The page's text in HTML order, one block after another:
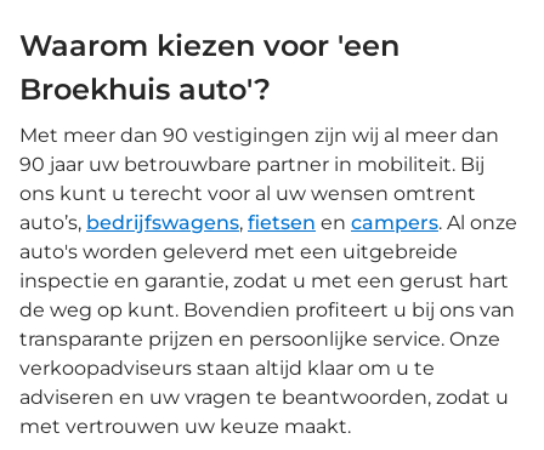
Waarom kiezen voor 'een
Broekhuis auto'?
Met meer dan 90 vestigingen zijn wij al meer dan
90 jaar uw betrouwbare partner in mobiliteit. Bij
ons kunt u terecht voor al uw wensen omtrent
auto’s, bedrijfswagens, fietsen en campers. Al onze
auto's worden geleverd met een uitgebreide
inspectie en garantie, zodat u met een gerust hart
de weg op kunt. Bovendien profiteert u bij ons van
transparante prijzen en persoonlijke service. Onze
verkoopadviseurs staan altijd klaar om u te
adviseren en uw vragen te beantwoorden, zodat u
met vertrouwen uw keuze maakt.